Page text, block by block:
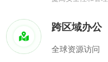
跨区域办公
全球资源访问